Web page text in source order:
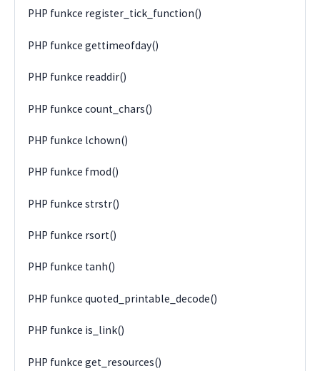
PHP funkce register_tick_function()
PHP funkce gettimeofday()
PHP funkce readdir()
PHP funkce count_chars()
PHP funkce lchown()
PHP funkce fmod()
PHP funkce strstr()
PHP funkce rsort()
PHP funkce tanh()
PHP funkce quoted_printable_decode()
PHP funkce is_link()
PHP funkce get_resources()